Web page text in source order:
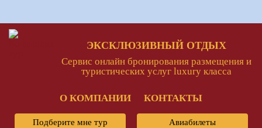
ЭКСКЛЮЗИВНЫЙ ОТДЫХ
Сервис онлайн бронирования размещения и
туристических услуг luxury класса
О КОМПАНИИ КОНТАКТЫ
Подберите мне тур Авиабилеты